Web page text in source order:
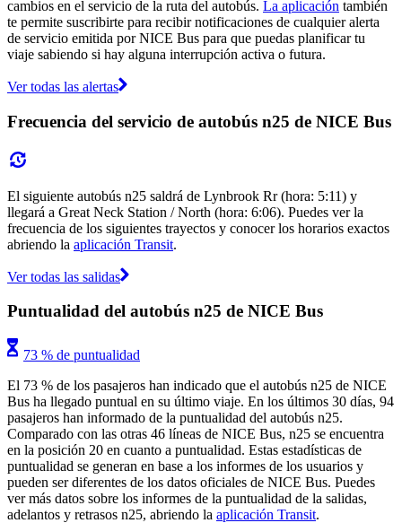
cambios en el servicio de la ruta del autobús. La aplicación también
te permite suscribirte para recibir notificaciones de cualquier alerta
de servicio emitida por NICE Bus para que puedas planificar tu
viaje sabiendo si hay alguna interrupción activa o futura.
Ver todas las alertas
Frecuencia del servicio de autobús n25 de NICE Bus
El siguiente autobús n25 saldrá de Lynbrook Rr (hora: 5:11) y
llegará a Great Neck Station / North (hora: 6:06). Puedes ver la
frecuencia de los siguientes trayectos y conocer los horarios exactos
abriendo la aplicación Transit.
Ver todas las salidas
Puntualidad del autobús n25 de NICE Bus
73 % de puntualidad
El 73 % de los pasajeros han indicado que el autobús n25 de NICE
Bus ha llegado puntual en su último viaje. En los últimos 30 días, 94
pasajeros han informado de la puntualidad del autobús n25.
Comparado con las otras 46 líneas de NICE Bus, n25 se encuentra
en la posición 20 en cuanto a puntualidad. Estas estadísticas de
puntualidad se generan en base a los informes de los usuarios y
pueden ser diferentes de los datos oficiales de NICE Bus. Puedes
ver más datos sobre los informes de la puntualidad de la salidas,
adelantos y retrasos n25, abriendo la aplicación Transit.